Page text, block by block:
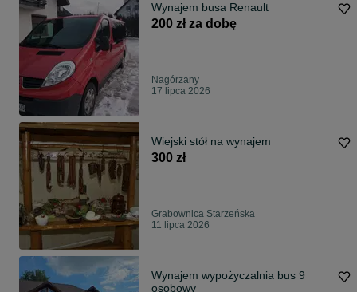
Wynajem busa Renault
200 zł za dobę
Nagórzany
17 lipca 2026
Wiejski stół na wynajem
300 zł
Grabownica Starzeńska
11 lipca 2026
Wynajem wypożyczalnia bus 9
osobowy